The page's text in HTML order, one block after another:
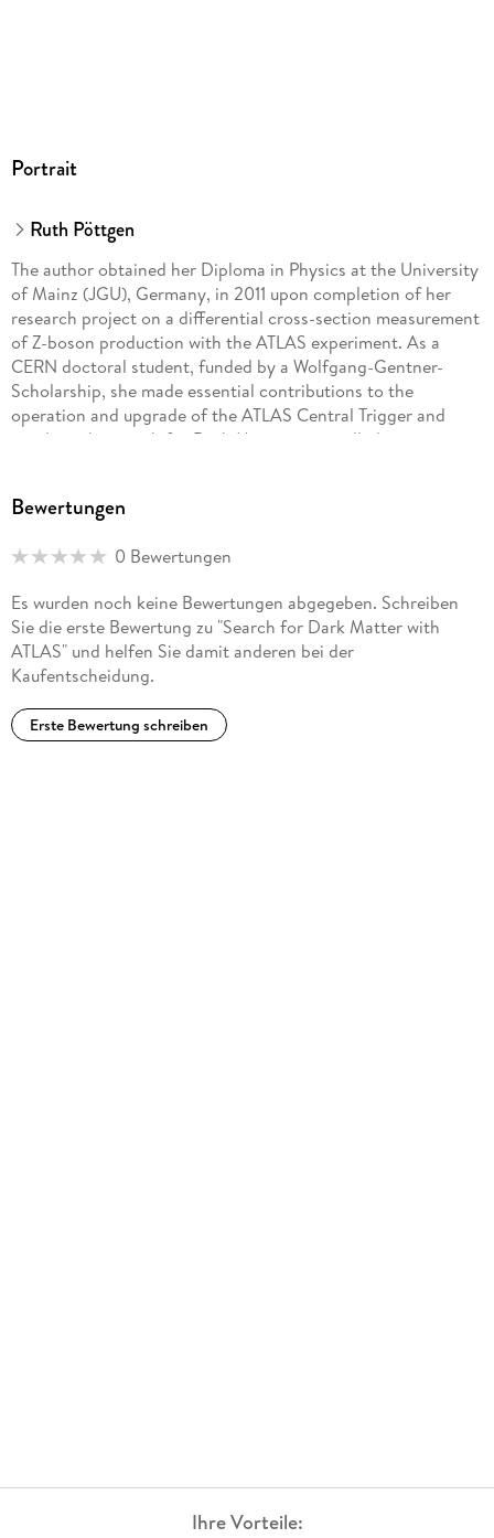
Portrait
Ruth Pöttgen
The author obtained her Diploma in Physics at the University
of Mainz (JGU), Germany, in 2011 upon completion of her
research project on a differential cross-section measurement
of Z-boson production with the ATLAS experiment. As a
CERN doctoral student, funded by a Wolfgang-Gentner-
Scholarship, she made essential contributions to the
operation and upgrade of the ATLAS Central Trigger and
conducted a search for Dark Matter in so-called mono-jet
both from the ATLAS collaboration and from the physics
postdoctoral researcher at Stockholm University,
Bewertungen
0 Bewertungen
Es wurden noch keine Bewertungen abgegeben. Schreiben
Sie die erste Bewertung zu "Search for Dark Matter with
ATLAS" und helfen Sie damit anderen bei der
Kaufentscheidung.
Erste Bewertung schreiben
Ihre Vorteile: